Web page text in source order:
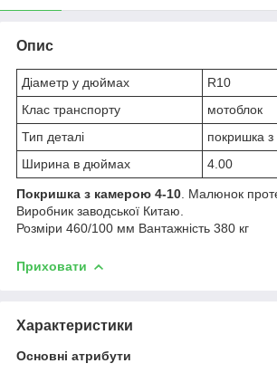
Опис
Діаметр у дюймах
R10
Клас транспорту
мотоблок
Тип деталі
покришка
Ширина в дюймах
4.00
Покришка з камерою 4-10 . Малюнок
Виробник заводської Китаю.
Розміри 460/100 мм Вантажність 380 кг
Приховати
Характеристики
Основні атрибути